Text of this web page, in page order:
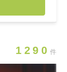
1290 件